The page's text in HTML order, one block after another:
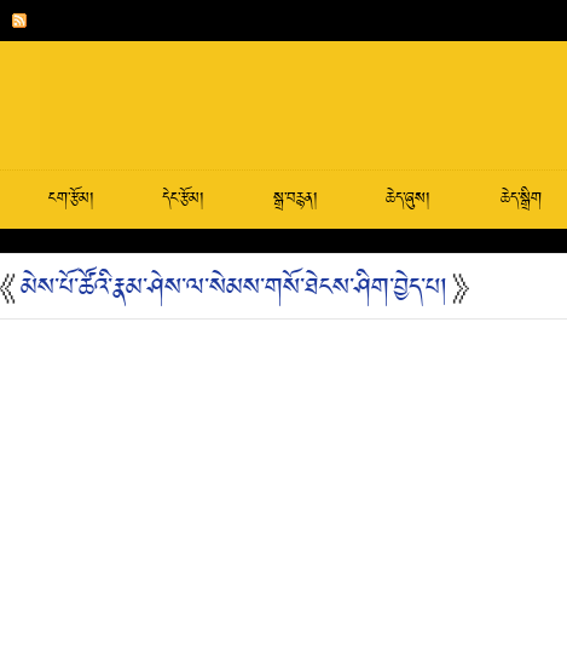
ངག་རྩོམ། དེང་རྩོམ། སྒྲ་བརྙན། ཆེད་ཞུས། ཆེད་སྒྲིག
མེས་པོ་ཚོའི་རྣམ་ཤེས་ལ་སེམས་གསོ་ཐེངས་ཤིག་བྱེད་པ།》